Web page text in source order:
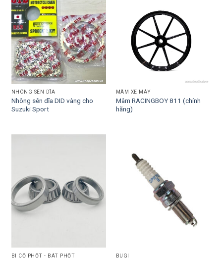
NHÔNG SÊN DĨA
Nhông sên dĩa DID vàng cho
Suzuki Sport
MÂM XE MÁY
Mâm RACINGBOY 811 (chính
hãng)
BI CỔ PHỐT - BÁT PHỐT BUGI